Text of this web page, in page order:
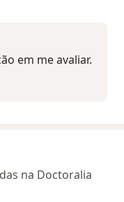
em me avaliar.
na Doctoralia